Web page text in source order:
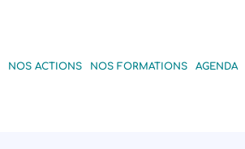
NOS ACTIONS NOS FORMATIONS AGENDA